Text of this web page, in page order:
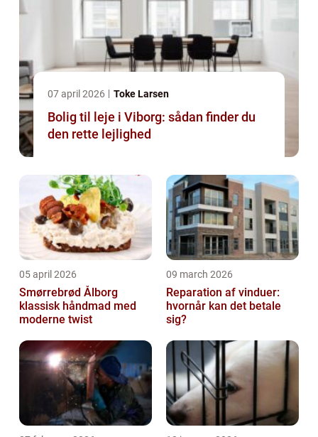
07 april 2026 Toke Larsen
Bolig til leje i Viborg: sådan finder du
den rette lejlighed
05 april 2026
Smørrebrød Ålborg
klassisk håndmad med
moderne twist
09 march 2026
Reparation af vinduer:
hvornår kan det betale
sig?